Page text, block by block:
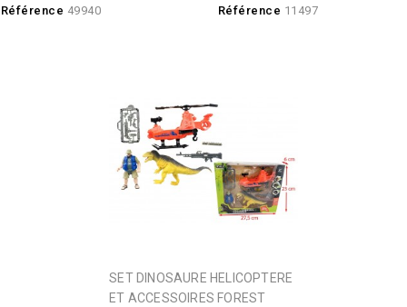
Référence 49940 Référence 11497
SET DINOSAURE HELICOPTERE
ET ACCESSOIRES FOREST